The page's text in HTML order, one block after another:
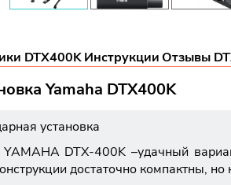
DTX400KИнструкцииОтзывы
Yamaha DTX400K
установка
YAMAHA DTX-400K –удачный
достаточно компактны,